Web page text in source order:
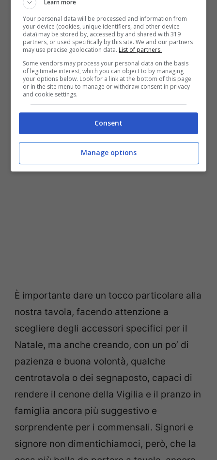
È importante dare un tocco particolare alla
nostra tavola, facendo attenzione a
scegliere degli accessori specifici per il
Natale, ma anche creando, con un po’ di
pazienza e buona volontà, qualche
centrotavola o dei segnaposto, capaci di
rendere il cenone della Vigilia e il pranzo in
famiglia ancora più suggestivo e
sorprendente per i commensali. Signori e
signore non dimentichiamoci, però, che la
Learn more
Your personal data will be processed and information from
your device (cookies, unique identifiers, and other device
data) may be stored by, accessed by and shared with 319
partners, or used specifically by this site. We and our partners
may use precise geolocation data. List of partners.
Some vendors may process your personal data on the basis
of legitimate interest, which you can object to by managing
your options below. Look for a link at the bottom of this page
or in the site menu to manage or withdraw consent in privacy
and cookie settings.
Consent
Manage options